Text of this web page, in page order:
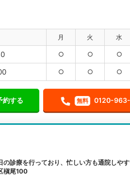
月 火 水
○ ○ ○
○ ○ ○
約する 無料 0120-
診療を行っており、忙しい方も通院しやす
槇尾100